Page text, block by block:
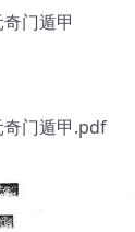
门遁甲
奇门遁甲.pdf